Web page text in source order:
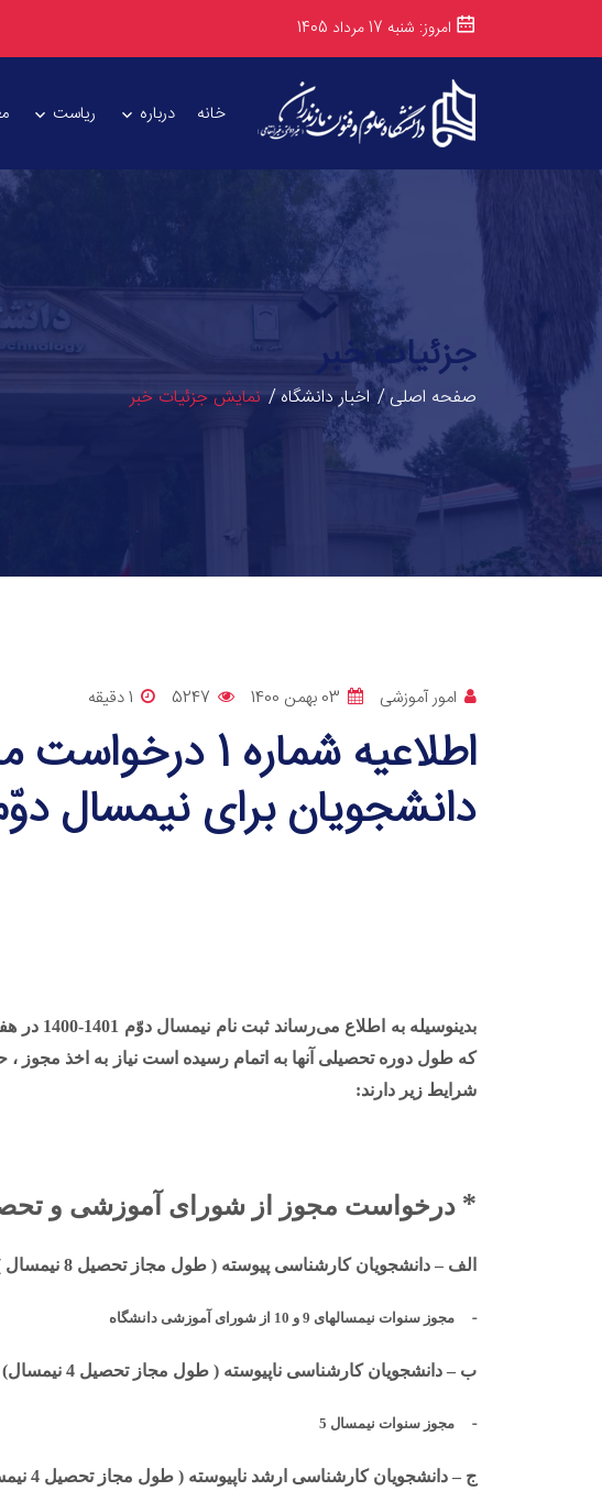
امروز: شنبه 17 مرداد 1405
خانه درباره ریاست
جزئیات خبر
صفحه اصلی اخبار دانشگاه نمایش جزئیات خبر
امور آموزشی 03 بهمن 1400 5247 1 دقيقه
اطلاعیه شماره 1
دانشجویان برای نیمسال دوّم
که طول دوره تحصیلی آنها به اتمام رسیده است نیاز به اخذ مجوز ،
شرایط زیر دارند:
* درخواست مجوز از شورای آموزشی و
الف – دانشجویان کارشناسی پیوسته ( طول مجاز تحصیل 8 نیمسال )
- مجوز سنوات نیمسالهای 9 و 10 از شورای آموزشی دانشگاه
ب – دانشجویان کارشناسی ناپیوسته ( طول مجاز تحصیل 4 نیمسال)
- مجوز سنوات نیمسال 5
ج – دانشجویان کارشناسی ارشد ناپیوسته ( طول مجاز تحصیل 4 نیمسال )